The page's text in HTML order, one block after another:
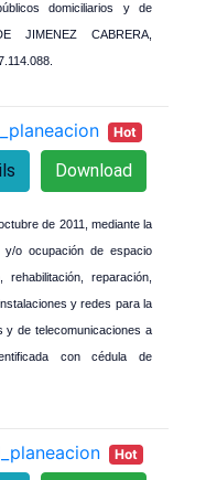
domiciliarios y de
JIMENEZ CABRERA,
Hot
Download
de 2011, mediante la
o ocupación de espacio
reparación,
y redes para la
y de telecomunicaciones a
con cédula de
Hot